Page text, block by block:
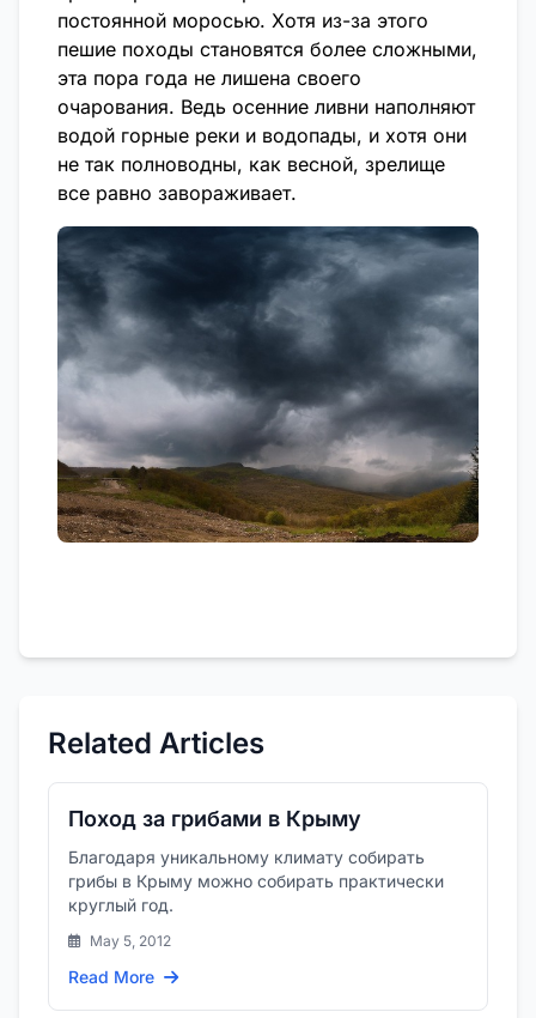
постоянной моросью. Хотя из-за этого
пешие походы становятся более сложными,
эта пора года не лишена своего
очарования. Ведь осенние ливни наполняют
водой горные реки и водопады, и хотя они
не так полноводны, как весной, зрелище
все равно завораживает.
Related Articles
Поход за грибами в Крыму
Благодаря уникальному климату собирать
грибы в Крыму можно собирать практически
круглый год.
May 5, 2012
Read More